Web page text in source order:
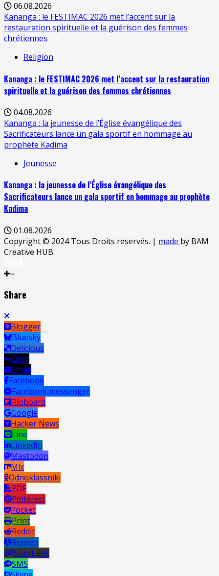
06.08.2026
Kananga : le FESTIMAC 2026 met l’accent sur la
restauration spirituelle et la guérison des femmes
chrétiennes
Religion
Kananga : le FESTIMAC 2026 met l’accent sur la restauration
spirituelle et la guérison des femmes chrétiennes
04.08.2026
Kananga : la jeunesse de l’Église évangélique des
Sacrificateurs lance un gala sportif en hommage au
prophète Kadima
Jeunesse
Kananga : la jeunesse de l’Église évangélique des
Sacrificateurs lance un gala sportif en hommage au prophète
Kadima
01.08.2026
Copyright © 2024 Tous Droits reservés. | made by BAM
Creative HUB.
Share
Blogger
Bluesky
Delicious
Digg
Email
Facebook
Facebook messenger
Flipboard
Google
Hacker News
Line
LinkedIn
Mastodon
Mix
Odnoklassniki
PDF
Pinterest
Pocket
Print
Reddit
Renren
Short link
SMS